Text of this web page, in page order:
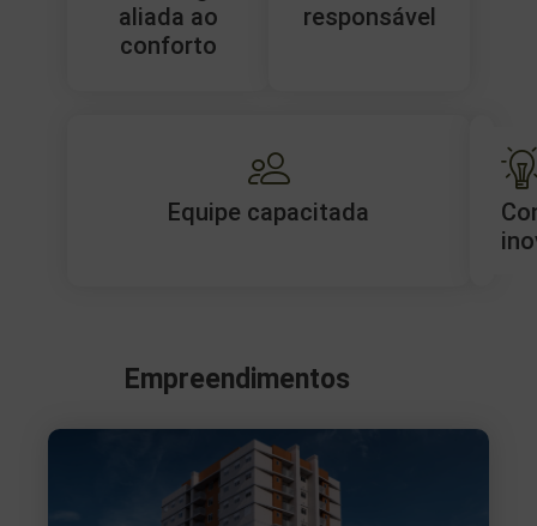
aliada ao
conforto
responsável
Equipe capacitada
Empreendimentos